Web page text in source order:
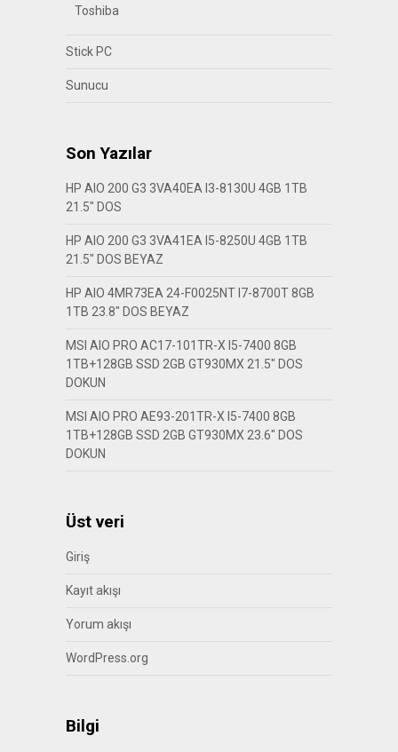
Toshiba
Stick PC
Sunucu
Son Yazılar
HP AIO 200 G3 3VA40EA I3-8130U 4GB 1TB
21.5″ DOS
HP AIO 200 G3 3VA41EA I5-8250U 4GB 1TB
21.5″ DOS BEYAZ
HP AIO 4MR73EA 24-F0025NT I7-8700T 8GB
1TB 23.8″ DOS BEYAZ
MSI AIO PRO AC17-101TR-X I5-7400 8GB
1TB+128GB SSD 2GB GT930MX 21.5″ DOS
DOKUN
MSI AIO PRO AE93-201TR-X I5-7400 8GB
1TB+128GB SSD 2GB GT930MX 23.6″ DOS
DOKUN
Üst veri
Giriş
Kayıt akışı
Yorum akışı
WordPress.org
Bilgi